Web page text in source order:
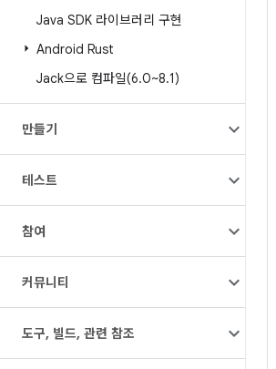
Java SDK 라이브러리 구현
Android Rust
Jack으로 컴파일(6.0~8.1)
만들기
테스트
참여
커뮤니티
도구, 빌드, 관련 참조